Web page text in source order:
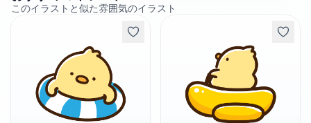
このイラストと似た雰囲気のイラスト